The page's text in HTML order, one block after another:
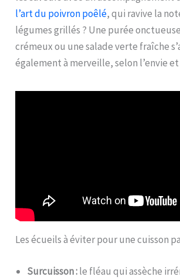
l’art du poivron poêlé, qui ravive la
légumes grillés ? Une purée
crémeux ou une salade verte fraîche
également à merveille, selon l’envie et
Les écueils à éviter pour une cuisson
Surcuisson :le fléau qui assèche